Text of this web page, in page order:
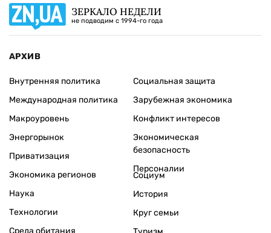
ЗЕРКАЛО НЕДЕЛИ
не подводим с 1994-го года
АРХИВ
Внутренняя политика
Международная политика
Макроуровень
Энергорынок
Приватизация
Экономика регионов
Социальная защита
Зарубежная экономика
Конфликт интересов
Экономическая
безопасность
Персоналии
Наука
Технологии
Среда обитания
Социум
История
Круг семьи